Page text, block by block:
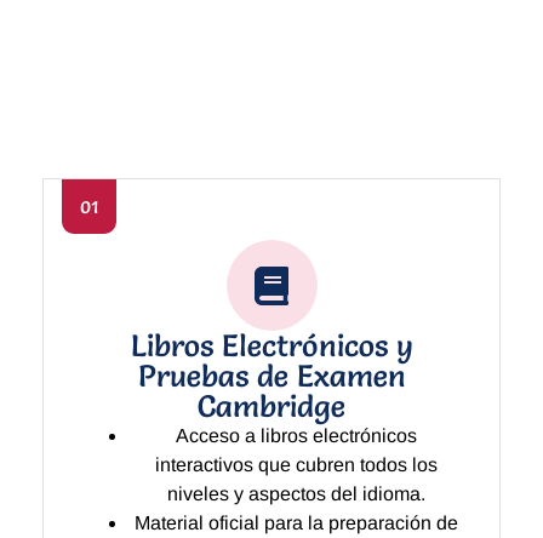
01
Libros Electrónicos y
Pruebas de Examen
Cambridge
Acceso a libros electrónicos
interactivos que cubren todos los
niveles y aspectos del idioma.
Material oficial para la preparación de